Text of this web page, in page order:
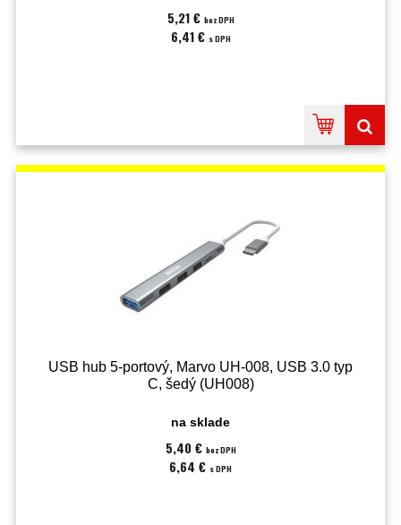
5,21 € bez DPH
6,41 € s DPH
USB hub 5-portový, Marvo UH-008, USB 3.0 typ
C, šedý (UH008)
na sklade
5,40 € bez DPH
6,64 € s DPH